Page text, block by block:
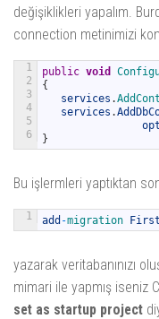
değişiklikleri yapalım.
connection metinimizi
1
2
3
4
5
6
public void
{
services .
services .
}
Bu işlermleri yaptıktan
1 add -migration First
yazarak veritabanınızı
mimari ile yapmış iseniz
set as startup project